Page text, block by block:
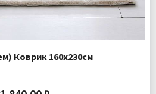
Коврик 160х230см